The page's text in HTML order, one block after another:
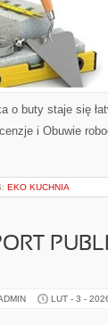
o buty staje się
i Obuwie
EKO KUCHNIA
LUT - 3 -